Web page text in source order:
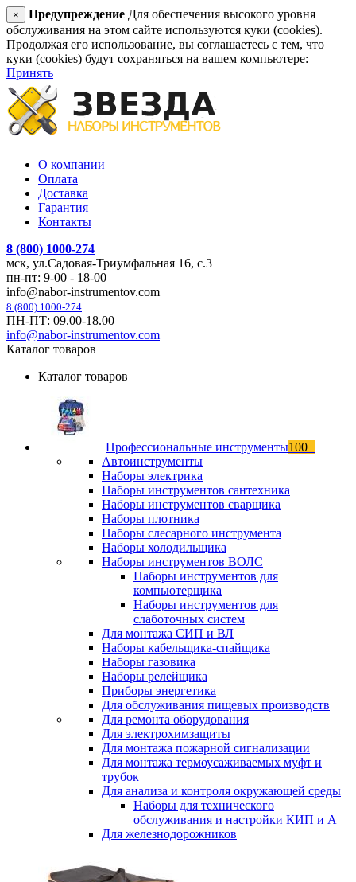
× Предупреждение Для обеспечения высокого уровня
обслуживания на этом сайте используются куки (cookies).
Продолжая его использование, вы соглашаетесь с тем, что
куки (cookies) будут сохраняться на вашем компьютере:
Принять
О компании
Оплата
Доставка
Гарантия
Контакты
8 (800) 1000-274
мск, ул.Садовая-Триумфальная 16, с.3
пн-пт: 9-00 - 18-00
info@nabor-instrumentov.com
8 (800) 1000-274
ПН-ПТ: 09.00-18.00
info@nabor-instrumentov.com
Каталог товаров
Каталог товаров
Профессиональные инструменты100+
Автоинструменты
Наборы электрика
Наборы инструментов сантехника
Наборы инструментов сварщика
Наборы плотника
Наборы слесарного инструмента
Наборы холодильщика
Наборы инструментов ВОЛС
Наборы инструментов для
компьютерщика
Наборы инструментов для
слаботочных систем
Для монтажа СИП и ВЛ
Наборы кабельщика-спайщика
Наборы газовика
Наборы релейщика
Приборы энергетика
Для обслуживания пищевых производств
Для ремонта оборудования
Для электрохимзащиты
Для монтажа пожарной сигнализации
Для монтажа термоусаживаемых муфт и
трубок
Для анализа и контроля окружающей среды
Наборы для технического
обслуживания и настройки КИП и А
Для железнодорожников